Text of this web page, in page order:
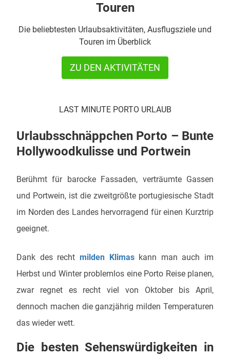
Touren
Die beliebtesten Urlaubsaktivitäten, Ausflugsziele und
Touren im Überblick
ZU DEN AKTIVITÄTEN
LAST MINUTE PORTO URLAUB
Urlaubsschnäppchen Porto – Bunte
Hollywoodkulisse und Portwein
Berühmt für barocke Fassaden, verträumte Gassen
und Portwein, ist die zweitgrößte portugiesische Stadt
im Norden des Landes hervorragend für einen Kurztrip
geeignet.
Dank des recht milden Klimaskann man auch im
Herbst und Winter problemlos eine Porto Reise planen,
zwar regnet es recht viel von Oktober bis April,
dennoch machen die ganzjährig milden Temperaturen
das wieder wett.
Die besten Sehenswürdigkeiten in